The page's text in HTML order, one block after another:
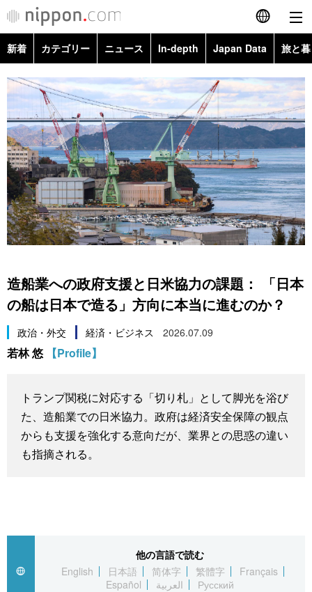
English
简体字
繁體字
Français
Español
العربية
カテゴリー
政治・外交
経済・ビジネス
社会
文化
暮らし
スポーツ・東京2020
ニュース
トップ
In-depth
旅と暮らし
動画/Live
Cinema
Topics
東京
新着 カテゴリー ニュース In-depth Japan Data 旅と
政治・外交
経済・ビジネス
国際・海外
社会
文化
暮らし
スポーツ・東京2020
Topics
Images
People
東京
お知らせ
造船業への政府支援と日米協力の課題： 「日本
の船は日本で造る」方向に本当に進むのか？
政治・外交 経済・ビジネス 2026.07.09
若林 悠 【Profile】
トランプ関税に対応する「切り札」として脚光を浴び
た、造船業での日米協力。政府は経済安全保障の観点
からも支援を強化する意向だが、業界との思惑の違い
も指摘される。
他の言語で読む
English
日本語 简体字 繁體字
Français
Español
العربية Русский